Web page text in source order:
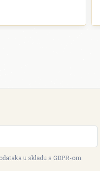
u skladu s GDPR-om.